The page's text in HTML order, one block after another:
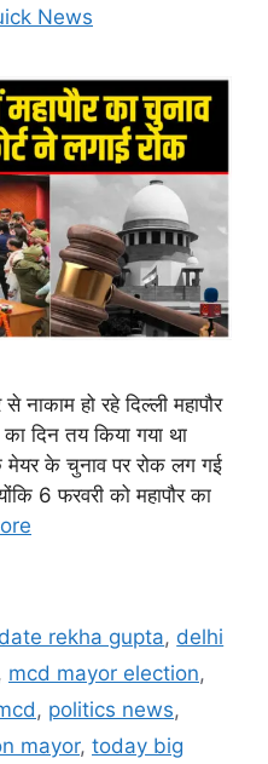
News
नाकाम हो रहे दिल्ली महापौर
दिन तय किया गया था
मेयर के चुनाव पर रोक लग गई
6 फरवरी को महापौर का
rekha gupta, delhi
, mcd mayor election,
, politics news,
mayor, today big